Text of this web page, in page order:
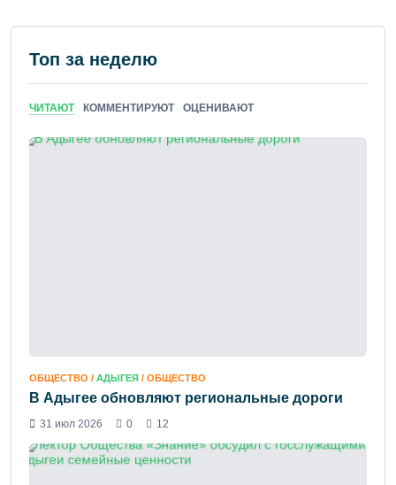
Топ за неделю
ЧИТАЮТ КОММЕНТИРУЮТ ОЦЕНИВАЮТ
ОБЩЕСТВО / АДЫГЕЯ / ОБЩЕСТВО
В Адыгее обновляют региональные дороги
31 июл 2026 0 12